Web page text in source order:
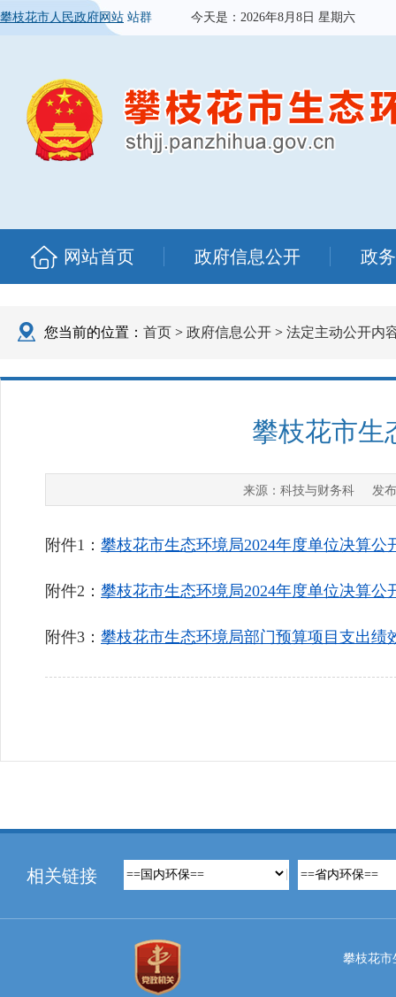
攀枝花市人民政府网站 站群 今天是： 2026年8月8日 星期六
网站首页 政府信息公开 政
您当前的位置： 首页 > 政府信息公开 > 法定主动公开内
攀枝花市生
来源： 科技与财务科发布
附件1： 攀枝花市生态环境局2024年度单位决算公
附件2： 攀枝花市生态环境局2024年度单位决算公
附件3： 攀枝花市生态环境局部门预算项目支出绩
相关链接
攀枝花